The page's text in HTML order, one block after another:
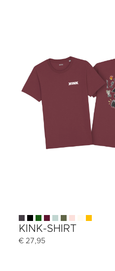
KINK-SHIRT
€27,95